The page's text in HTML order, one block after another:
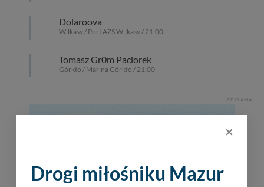
Dolaroova
Wilkasy / Port AZS Wilkasy / 21:00
Tomasz Gr0m Paciorek
Górkło / Marina Górkło / 21:00
REKLAMA
×
Drogi miłośniku Mazur